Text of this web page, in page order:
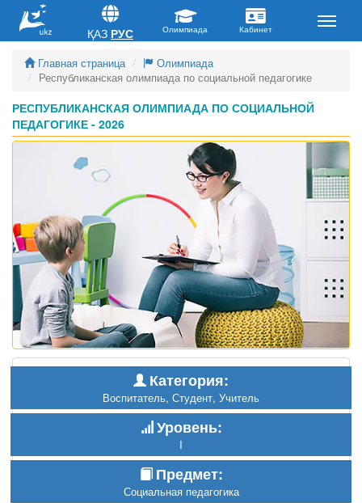
Главная страница
Олимпиада
Республиканская олимпиада по социальной педагогике
РЕСПУБЛИКАНСКАЯ ОЛИМПИАДА ПО СОЦИАЛЬНОЙ
ПЕДАГОГИКЕ - 2026
Категория:
Воспитатель, Студент, Учитель
Уровень:
I
Предмет:
Социальная педагогика
ҚАЗ РУС